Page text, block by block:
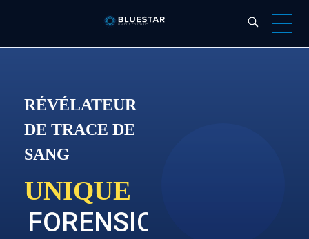
RÉVÉLATEUR
DE TRACE DE
SANG
UNIQUE
FORENSIC